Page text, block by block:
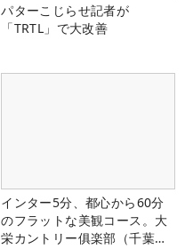
パターこじらせ記者が
「TRTL」で大改善
インター5分、都心から60分
のフラットな美観コース。大
栄カントリー俱楽部（千葉